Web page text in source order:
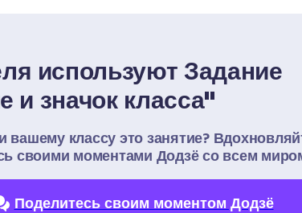
используют Задание
и значок класса"
вашему классу это занятие?
своими моментами Додзё со всем
Поделитесь своим моментом Додзё